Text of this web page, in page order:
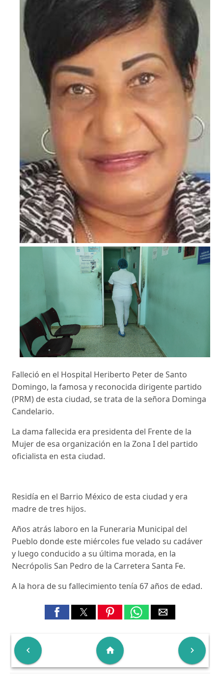
Falleció en el Hospital Heriberto Peter de Santo
Domingo, la famosa y reconocida dirigente partido
(PRM) de esta ciudad, se trata de la señora Dominga
Candelario.
La dama fallecida era presidenta del Frente de la
Mujer de esa organización en la Zona I del partido
oficialista en esta ciudad.
Residía en el Barrio México de esta ciudad y era
madre de tres hijos.
Años atrás laboro en la Funeraria Municipal del
Pueblo donde este miércoles fue velado su cadáver
y luego conducido a su última morada, en la
Necrópolis San Pedro de la Carretera Santa Fe.
A la hora de su fallecimiento tenía 67 años de edad.
 
home